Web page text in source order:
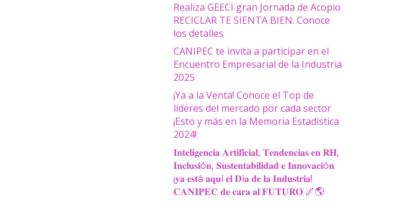
Realiza GEECI gran Jornada de Acopio
RECICLAR TE SIENTA BIEN. Conoce
los detalles
CANIPEC te invita a participar en el
Encuentro Empresarial de la Industria
2025
¡Ya a la Venta! Conoce el Top de
líderes del mercado por cada sector
¡Esto y más en la Memoria Estadística
2024!
𝐈𝐧𝐭𝐞𝐥𝐢𝐠𝐞𝐧𝐜𝐢𝐚 𝐀𝐫𝐭𝐢𝐟𝐢𝐜𝐢𝐚𝐥, 𝐓𝐞𝐧𝐝𝐞𝐧𝐜𝐢𝐚𝐬 𝐞𝐧 𝐑𝐇,
𝐈𝐧𝐜𝐥𝐮𝐬𝐢ó𝐧, 𝐒𝐮𝐬𝐭𝐞𝐧𝐭𝐚𝐛𝐢𝐥𝐢𝐝𝐚𝐝 𝐞 𝐈𝐧𝐧𝐨𝐯𝐚𝐜𝐢ó𝐧
¡𝐲𝐚 𝐞𝐬𝐭á 𝐚𝐪𝐮í 𝐞𝐥 𝐃í𝐚 𝐝𝐞 𝐥𝐚 𝐈𝐧𝐝𝐮𝐬𝐭𝐫𝐢𝐚!
𝐂𝐀𝐍𝐈𝐏𝐄𝐂 𝐝𝐞 𝐜𝐚𝐫𝐚 𝐚𝐥 𝐅𝐔𝐓𝐔𝐑𝐎 🌌🌎